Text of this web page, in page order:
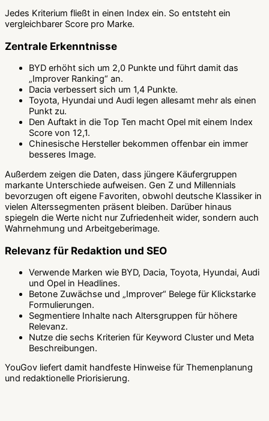
Jedes Kriterium fließt in einen Index ein. So entsteht ein
vergleichbarer Score pro Marke.
Zentrale Erkenntnisse
BYD erhöht sich um 2,0 Punkte und führt damit das
„Improver Ranking“ an.
Dacia verbessert sich um 1,4 Punkte.
Toyota, Hyundai und Audi legen allesamt mehr als einen
Punkt zu.
Den Auftakt in die Top Ten macht Opel mit einem Index
Score von 12,1.
Chinesische Hersteller bekommen offenbar ein immer
besseres Image.
Außerdem zeigen die Daten, dass jüngere Käufergruppen
markante Unterschiede aufweisen. Gen Z und Millennials
bevorzugen oft eigene Favoriten, obwohl deutsche Klassiker in
vielen Alterssegmenten präsent bleiben. Darüber hinaus
spiegeln die Werte nicht nur Zufriedenheit wider, sondern auch
Wahrnehmung und Arbeitgeberimage.
Relevanz für Redaktion und SEO
Verwende Marken wie BYD, Dacia, Toyota, Hyundai, Audi
und Opel in Headlines.
Betone Zuwächse und „Improver“ Belege für Klickstarke
Formulierungen.
Segmentiere Inhalte nach Altersgruppen für höhere
Relevanz.
Nutze die sechs Kriterien für Keyword Cluster und Meta
Beschreibungen.
YouGov liefert damit handfeste Hinweise für Themenplanung
und redaktionelle Priorisierung.